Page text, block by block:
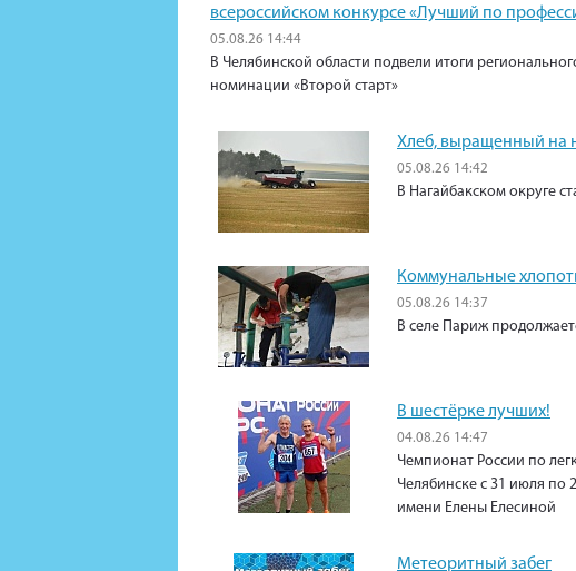
всероссийском конкурсе «Лучший по
05.08.26 14:44
В Челябинской области подвели итоги
номинации «Второй старт»
Хлеб, выращенный на
05.08.26 14:42
В Нагайбакском округе
Коммунальные
05.08.26 14:37
В селе Париж
В шестёрке лучших!
04.08.26 14:47
Чемпионат России по
Челябинске с 31 июля по
имени Елены Елесиной
Метеоритный забег